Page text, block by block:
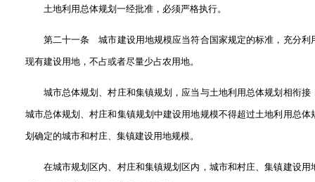
土地利用总体规划一经批准，必须严格执行。
第二十一条 城市建设用地规模应当符合国家规定的标准，充分利
现有建设用地，不占或者尽量少占农用地。
城市总体规划、村庄和集镇规划，应当与土地利用总体规划相衔接
城市总体规划、村庄和集镇规划中建设用地规模不得超过土地利用总体
划确定的城市和村庄、集镇建设用地规模。
在城市规划区内、村庄和集镇规划区内，城市和村庄、集镇建设用